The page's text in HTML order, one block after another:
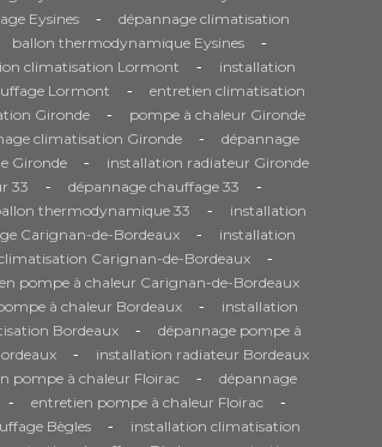
Eysines -
dépannage climatisation
ballon thermodynamique Eysines -
climatisation Lormont -
installation
Lormont -
entretien climatisation
Gironde - pompe à chaleur Gironde
climatisation Gironde -
dépannage
Gironde - installation radiateur Gironde
33 - dépannage chauffage 33 -
thermodynamique 33 -
installation
Carignan-de-Bordeaux -
installation
Carignan-de-Bordeaux -
pompe à chaleur Carignan-de-Bordeaux
à chaleur Bordeaux -
installation
Bordeaux -
dépannage pompe à
- installation radiateur Bordeaux
pompe à chaleur Floirac -
dépannage
- entretien pompe à chaleur Floirac -
Bègles -
installation climatisation